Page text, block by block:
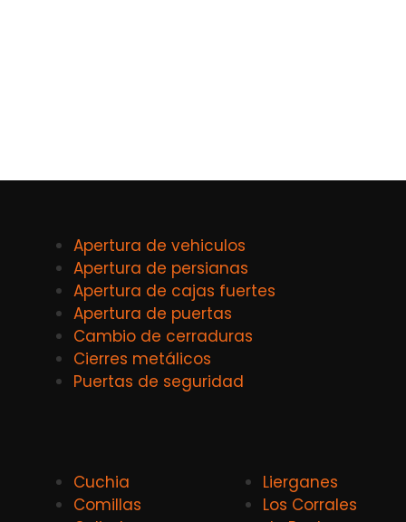
Apertura de vehiculos
Apertura de persianas
Apertura de cajas fuertes
Apertura de puertas
Cambio de cerraduras
Cierres metálicos
Puertas de seguridad
Cuchia
Comillas
Lierganes
Los Corrales